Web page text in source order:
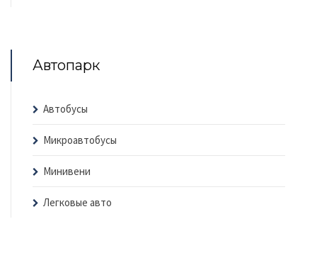
Автопарк
Автобусы
Микроавтобусы
Минивени
Легковые авто